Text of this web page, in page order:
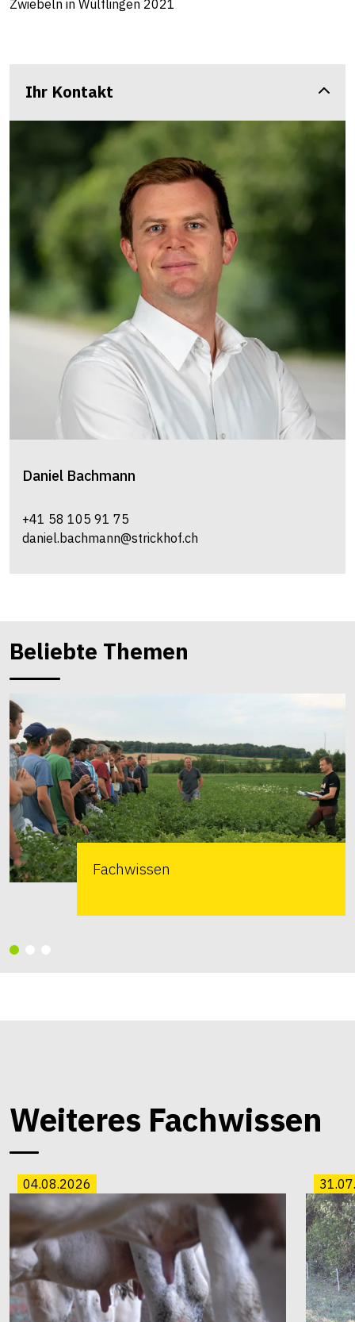
Zwiebeln in Wülflingen 2021
Ihr Kontakt
Daniel Bachmann
+41 58 105 91 75
daniel.bachmann@strickhof.ch
Beliebte Themen
Fachwissen
Weiteres Fachwissen
04.08.2026